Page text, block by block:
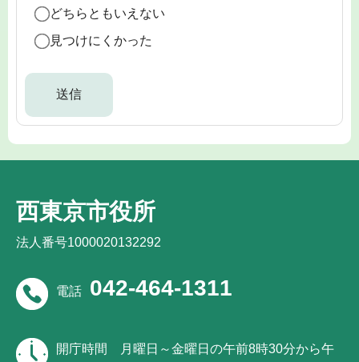
どちらともいえない
見つけにくかった
西東京市役所
法人番号1000020132292
電話 042-464-1311
開庁時間
月曜日～金曜日の午前8時30分から午